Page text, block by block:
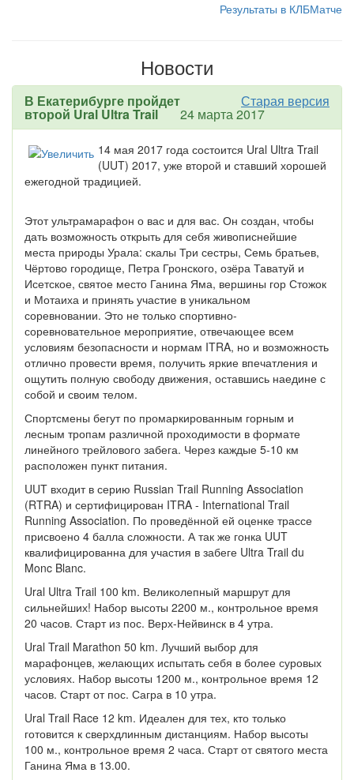
Результаты в КЛБМатче
Новости
Старая версия
В Екатерибурге пройдет
второй Ural Ultra Trail 24 марта 2017
14 мая 2017 года состоится Ural Ultra Trail
(UUT) 2017, уже второй и ставший хорошей
ежегодной традицией.
Этот ультрамарафон о вас и для вас. Он создан, чтобы
дать возможность открыть для себя живописнейшие
места природы Урала: скалы Три сестры, Семь братьев,
Чёртово городище, Петра Гронского, озёра Таватуй и
Исетское, святое место Ганина Яма, вершины гор Стожок
и Мотаиха и принять участие в уникальном
соревновании. Это не только спортивно-
соревновательное мероприятие, отвечающее всем
условиям безопасности и нормам ITRA, но и возможность
отлично провести время, получить яркие впечатления и
ощутить полную свободу движения, оставшись наедине с
собой и своим телом.
Спортсмены бегут по промаркированным горным и
лесным тропам различной проходимости в формате
линейного трейлового забега. Через каждые 5-10 км
расположен пункт питания.
UUT входит в серию Russian Trail Running Association
(RTRA) и сертифицирован ITRA - International Trail
Running Association. По проведённой ей оценке трассе
присвоено 4 балла сложности. А так же гонка UUT
квалифицированна для участия в забеге Ultra Trail du
Monc Blanc.
Ural Ultra Trail 100 km. Великолепный маршрут для
сильнейших! Набор высоты 2200 м., контрольное время
20 часов. Старт из пос. Верх-Нейвинск в 4 утра.
Ural Trail Marathon 50 km. Лучший выбор для
марафонцев, желающих испытать себя в более суровых
условиях. Набор высоты 1200 м., контрольное время 12
часов. Старт от пос. Сагра в 10 утра.
Ural Trail Race 12 km. Идеален для тех, кто только
готовится к сверхдлинным дистанциям. Набор высоты
100 м., контрольное время 2 часа. Старт от святого места
Ганина Яма в 13.00.